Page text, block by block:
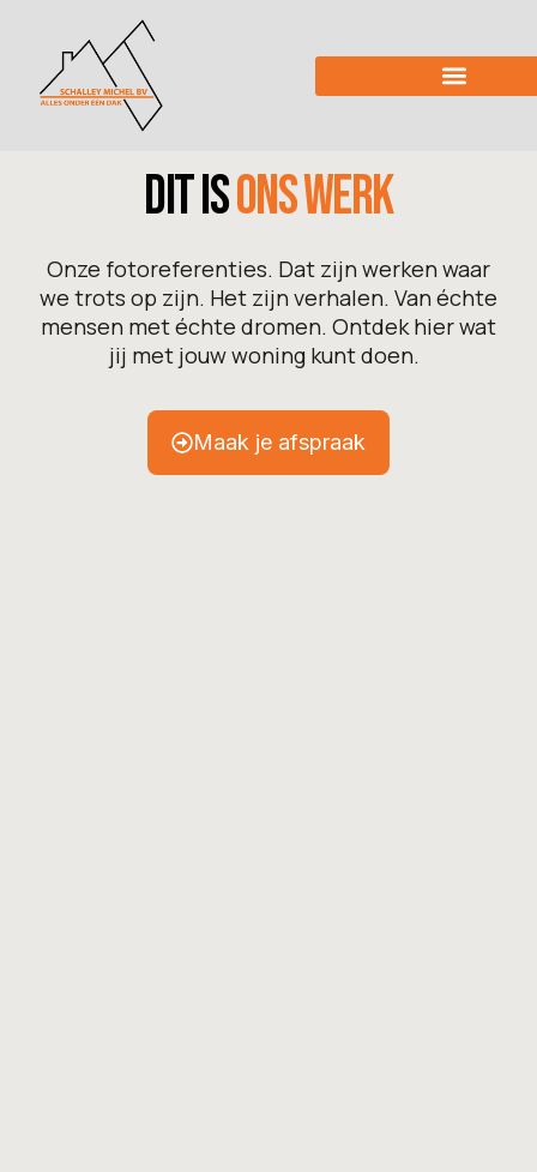
Dit isons werk
Onze fotoreferenties. Dat zijn werken waar
we trots op zijn. Het zijn verhalen. Van échte
mensen met échte dromen. Ontdek hier wat
jij met jouw woning kunt doen.
Maak je afspraak